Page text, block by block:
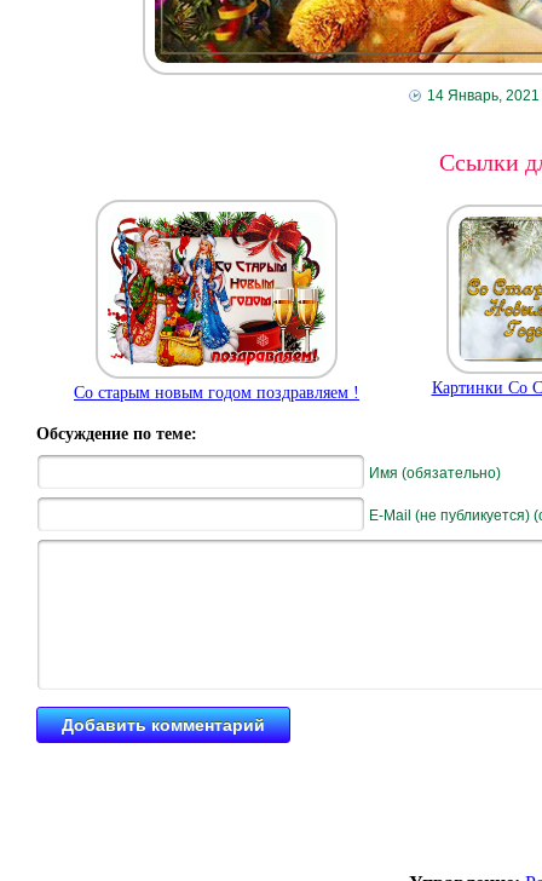
14 Январь, 2021
Ссылки
Со старым новым годом поздравляем ! Картинки Со
Обсуждение по теме:
Имя (обязательно)
E-Mail (не публикуется)